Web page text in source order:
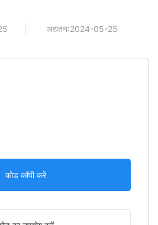
अद्यतन:2024-05-25
कोड कॉपी करें